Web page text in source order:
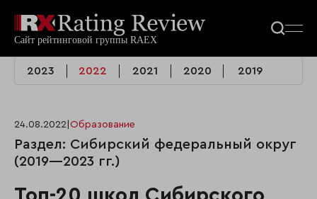
2023 2022 2021 2020 2019
24.08.2022 Образование
Раздел: Сибирский федеральный округ
(2019—2023 гг.)